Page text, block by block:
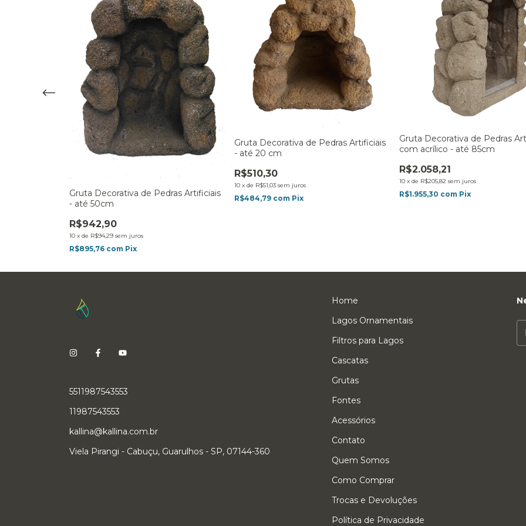
Gruta Decorativa de Pedras Artificiais
- até 50cm
R$942,90
10 x de R$94,29 sem juros
R$895,76 com Pix
Gruta Decorativa de Pedras Artificiais
- até 20 cm
R$510,30
10 x de R$51,03 sem juros
R$484,79 com Pix
Gruta Decorativa de Pedras
com acrílico - até 85cm
R$2.058,21
10 x de R$205,82 sem juros
R$1.955,30 com Pix
5511987543553
11987543553
kallina@kallina.com.br
Viela Pirangi - Cabuçu, Guarulhos - SP, 07144-360
Home
Lagos Ornamentais
Filtros para Lagos
Cascatas
Grutas
Fontes
Acessórios
Contato
Quem Somos
Como Comprar
Trocas e Devoluções
Política de Privacidade